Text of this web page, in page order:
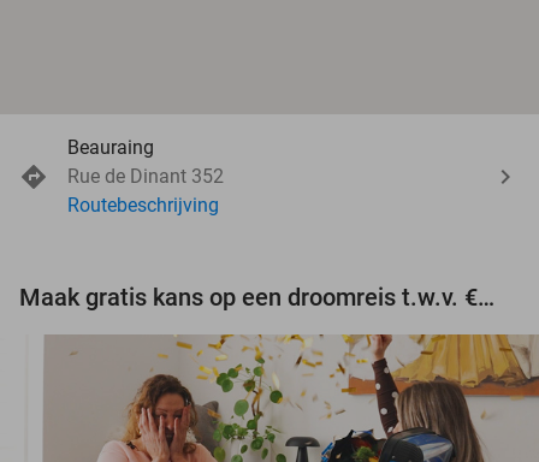
Beauraing
Rue de Dinant 352
Routebeschrijving
Maak gratis kans op een droomreis t.w.v. €3.000!